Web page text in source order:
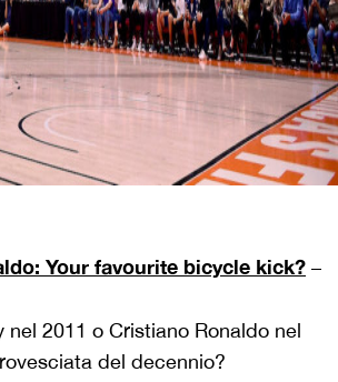
Your favourite bicycle kick? –
nel 2011 o Cristiano Ronaldo nel
del decennio?